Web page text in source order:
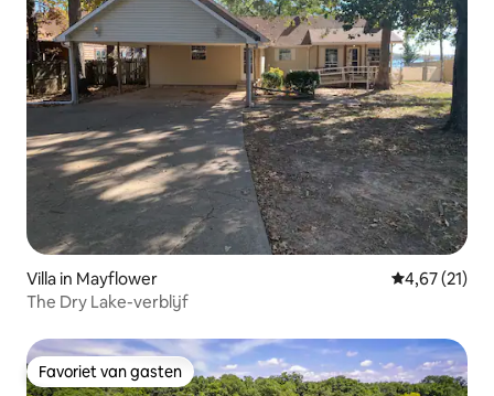
Villa in Mayflower Gemiddelde
4,67 (21)
The Dry Lake-verblijf
Favoriet van gasten
Favoriet van gasten